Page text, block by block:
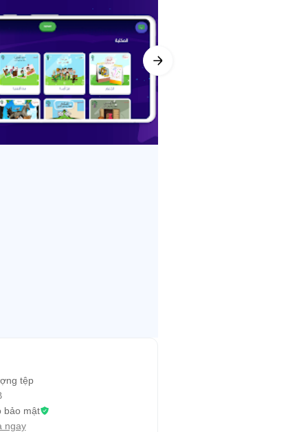
đa dạng và tương tác.
như các giá trị và đạo đức có
yêu cầu chọn độ tuổi để đảm
tệp
bảo mật
ngay